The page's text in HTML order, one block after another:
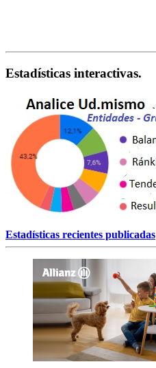
Estadísticas interactivas.
Estadísticas recientes publicadas